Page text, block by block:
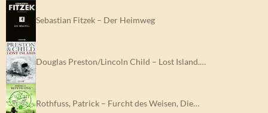
Sebastian Fitzek – Der Heimweg
Douglas Preston/Lincoln Child – Lost Island.…
Rothfuss, Patrick – Furcht des Weisen, Die…